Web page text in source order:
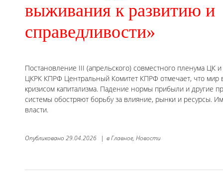
выживания к развитию и
справедливости»
Постановление III (апрельского) совместного пленума ЦК и
ЦКРК КПРФ Центральный Комитет КПРФ отмечает, что мир
кризисом капитализма. Падение нормы прибыли и другие
системы обостряют борьбу за влияние, рынки и ресурсы.
власти.
Опубликовано 29.04.2026 | вГлавное, Новости